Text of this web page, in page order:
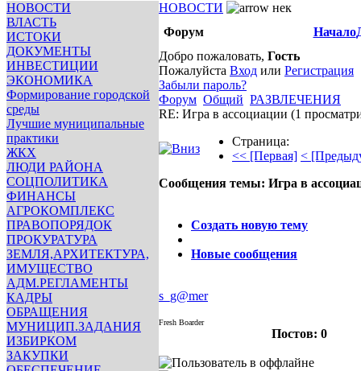
НОВОСТИ
ВЛАСТЬ
ИСТОКИ
ДОКУМЕНТЫ
ИНВЕСТИЦИИ
ЭКОНОМИКА
Формирование городской
среды
Лучшие муниципальные
практики
ЖКХ
ЛЮДИ РАЙОНА
СОЦПОЛИТИКА
ФИНАНСЫ
АГРОКОМПЛЕКС
ПРАВОПОРЯДОК
ПРОКУРАТУРА
ЗЕМЛЯ,АРХИТЕКТУРА,
ИМУЩЕСТВО
АДМ.РЕГЛАМЕНТЫ
КАДРЫ
ОБРАЩЕНИЯ
МУНИЦИП.ЗАДАНИЯ
ИЗБИРКОМ
ЗАКУПКИ
НОВОСТИ
нек
Форум
Начало
Добро пожаловать, Гость
Пожалуйста Вход или Регистрация
Забыли пароль?
Форум Общий РАЗВЛЕЧЕНИЯ
RE: Игра в ассоциации (1
Страница:
<< [Первая] <
Сообщения темы: Игра в
Создать новую тему
Новые сообщения
s_g@mer
Fresh Boarder
Постов: 0